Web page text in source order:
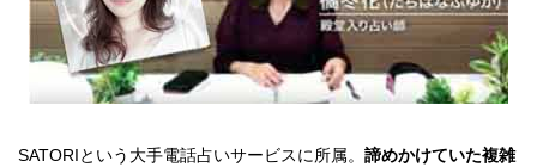
SATORIという大手電話占いサービスに所属。 諦めかけていた複雑